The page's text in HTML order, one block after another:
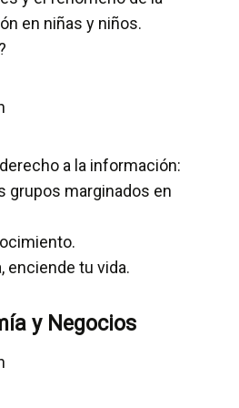
en niñas y niños.
a la información:
grupos marginados en
enciende tu vida.
y Negocios